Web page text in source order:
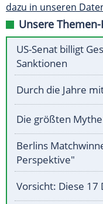
dazu in unseren
Unsere
US-Senat billigt
Sanktionen
Durch die Jahre
Die größten
Berlins
Perspektive"
Vorsicht: Diese 17